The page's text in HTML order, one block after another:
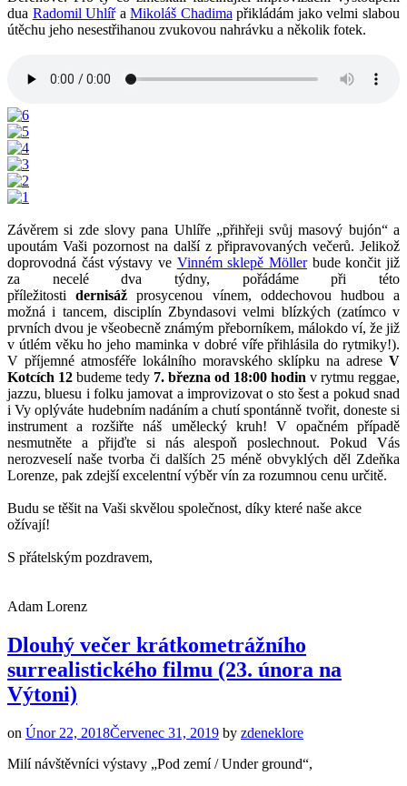
dua Radomil UhlířaMikoláš Chadima přikládám jako velmi slabou
útěchu jeho nesestřihanou zvukovou nahrávku a několik fotek.
Závěrem si zde slovy pana Uhlíře „přihřeji svůj masový bujón“ a
upoutám Vaši pozornost na další z připravovaných večerů. Jelikož
doprovodná část výstavy ve Vinném sklepě Möllerbude končit již
za necelé dva týdny, pořádáme při této
příležitostidernisáž prosycenou vínem, oddechovou hudbou a
možná i tancem, disciplín Zbyndasovi velmi blízkých (zatímco v
prvních dvou je všeobecně známým přeborníkem, málokdo ví, že již
v útlém věku ho jeho maminka v dobré víře přihlásila do rytmiky!).
V příjemné atmosféře lokálního moravského sklípku na adrese V
Kotcích 12 budeme tedy 7. března od 18:00 hodin v rytmu reggae,
jazzu, bluesu i folku jamovat a improvizovat o sto šest a pokud snad
i Vy oplýváte hudebním nadáním a chutí spontánně tvořit, doneste si
instrument a rozšiřte náš umělecký kruh! V opačném případě
nesmutněte a přijďte si nás alespoň poslechnout. Pokud Vás
nerozveselí naše tvorba či dalších 25 méně obvyklých děl Zdeňka
Lorenze, pak zdejší excelentní výběr vín za rozumnou cenu určitě.
Budu se těšit na Vaši skvělou společnost, díky které naše akce
ožívají!
S přátelským pozdravem,
Adam Lorenz
Dlouhý večer krátkometrážního
surrealistického filmu (23. února na
Výtoni)
on Únor 22, 2018Červenec 31, 2019 by zdeneklore
Milí návštěvníci výstavy „Pod zemí / Under ground“,